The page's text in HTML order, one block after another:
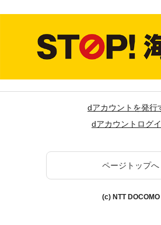
dアカウントを発行
dアカウントログ
ページトップへ
(c) NTT DOCOMO